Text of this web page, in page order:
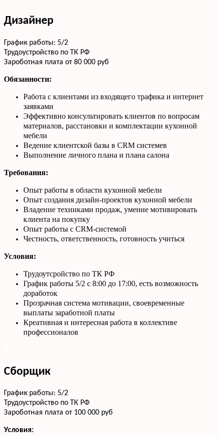
Дизайнер
График работы: 5/2
Трудоустройство по ТК РФ
Зароботная плата от 80 000 руб
Обязанности:
Работа с клиентами из входящего трафика и интернет
заявками
Эффективно консультировать клиентов по вопросам
материалов, расстановки и комплектации кухонной
мебели
Ведение клиентской базы в CRM системев
Выполнение личного плана и плана салона
Требования:
Опыт работы в области кухонной мебели
Опыт создания дизайн-проектов кухонной мебели
Владение техниками продаж, умение мотивировать
клиента на покупку
Опыт работы с CRM-системой
Честность, ответственность, готовность учиться
Условия:
Трудоутсройство по ТК РФ
График работы 5/2 с 8:00 до 17:00, есть возможность
доработок
Прозрачная система мотивации, своевременные
выплаты заработной платы
Креативная и интересная работа в коллективе
профессионалов
Сборщик
График работы: 5/2
Трудоустройство по ТК РФ
Зароботная плата от 100 000 руб
Условия: